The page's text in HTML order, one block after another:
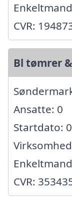
CVR:
Bl tømrer
Ansatte: 0
Startdato:
CVR: